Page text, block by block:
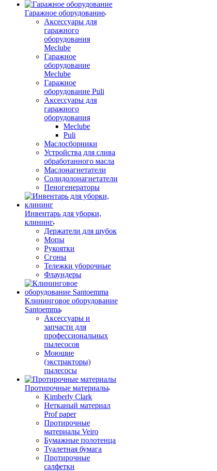
Гаражное оборудование
Аксессуары для
гаражного
оборудования
Meclube
Гаражное
оборудование
Meclube
Гаражное
оборудование Puli
Аксессуары для
гаражного
оборудования
Meclube
Puli
Маслосборники
Устройства для слива
обработанного масла
Маслонагнетатели
Солидолонагнетатели
Пеногенераторы
Инвентарь для уборки,
клининг
Держатели для шубок
Мопы
Рукоятки
Сгоны
Тележки уборочные
Флаундеры
Клининговое оборудование
Santoemma
Аксессуары и
запчасти для
профессиональных
пылесосов
Моющие
(экстракторы)
пылесосы
Протирочные материалы
Kimberly Clark
Нетканый материал
Prof paper
Протирочные
материалы Veiro
Бумажные полотенца
Туалетная бумага
Протирочные
салфетки